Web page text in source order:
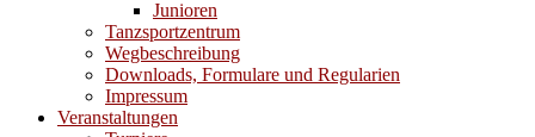
Junioren
Tanzsportzentrum
Wegbeschreibung
Downloads, Formulare und Regularien
Impressum
Veranstaltungen